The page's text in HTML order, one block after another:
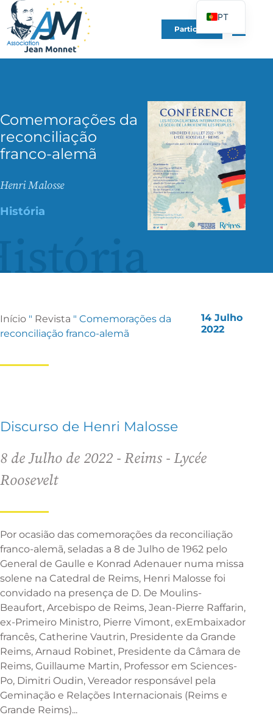
Participe
Comemorações da
reconciliação
franco-alemã
Henri Malosse
História
Início " Revista " Comemorações da
reconciliação franco-alemã
14 Julho
2022
Discurso de Henri Malosse
8 de Julho de 2022 - Reims - Lycée
Roosevelt
Por ocasião das comemorações da reconciliação
franco-alemã, seladas a 8 de Julho de 1962 pelo
General de Gaulle e Konrad Adenauer numa missa
solene na Catedral de Reims, Henri Malosse foi
convidado na presença de D. De Moulins-
Beaufort, Arcebispo de Reims, Jean-Pierre Raffarin,
ex-Primeiro Ministro, Pierre Vimont, exEmbaixador
francês, Catherine Vautrin, Presidente da Grande
Reims, Arnaud Robinet, Presidente da Câmara de
Reims, Guillaume Martin, Professor em Sciences-
Po, Dimitri Oudin, Vereador responsável pela
Geminação e Relações Internacionais (Reims e
Grande Reims)...
PT
FR
EN
IT
PL
UK